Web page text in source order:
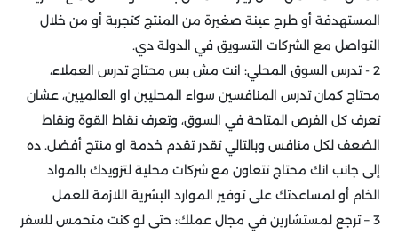
المستهدفة أو طرح عينة صغيرة من المنتج كتجربة أو من خلال
التواصل مع الشركات التسويق في الدولة دي.
2 - تدرس السوق المحلي: انت مش بس محتاج تدرس العملاء،
محتاج كمان تدرس المنافسين سواء المحليين او العالميين، عشان
تعرف كل الفرص المتاحة في السوق، وتعرف نقاط القوة ونقاط
الضعف لكل منافس وبالتالي تقدر تقدم خدمة او منتج أفضل. ده
إلى جانب انك محتاج تتعاون مع شركات محلية لتزويدك بالمواد
الخام أو لمساعدتك على توفير الموارد البشرية اللازمة للعمل
3 – ترجع لمستشارين في مجال عملك: حتى لو كنت متحمس للسفر